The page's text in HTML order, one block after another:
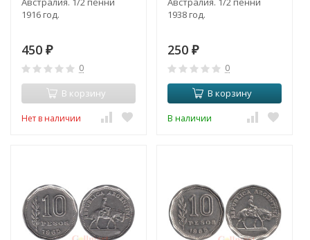
1916 год.
450 ₽
0
В корзину
Нет в наличии
1938 год.
250 ₽
0
В корзину
В наличии